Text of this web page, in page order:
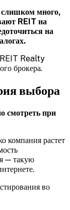
много,
REIT на
на
REIT Realty
брокера.
выбора
смотреть при
компания растет
— такую
во